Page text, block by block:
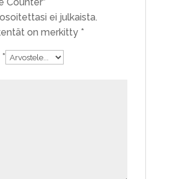
ei julkaista.
on merkitty *
*